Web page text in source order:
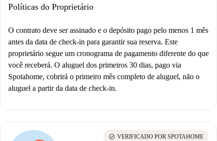
Políticas do Proprietário
O contrato deve ser assinado e o depósito pago pelo menos 1 mês
antes da data de check-in para garantir sua reserva. Este
proprietário segue um cronograma de pagamento diferente do que
você receberá. O aluguel dos primeiros 30 dias, pago via
Spotahome, cobrirá o primeiro mês completo de aluguel, não o
aluguel a partir da data de check-in.
check_circle VERIFICADO POR SPOTAHOME